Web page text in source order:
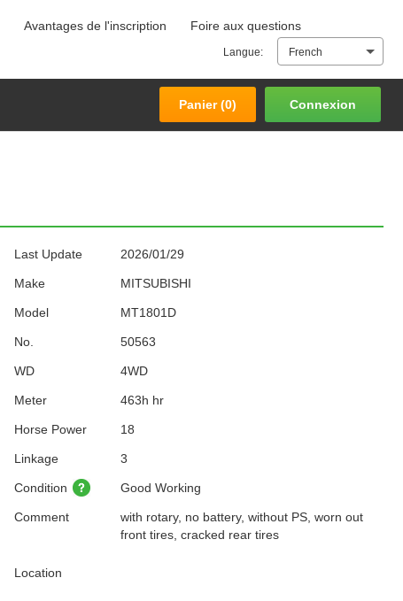
Avantages de l'inscription Foire aux questions
Langue: French
Panier (0) Connexion
Panier ( 0) Connexion
Last Update 2026/01/29
Make MITSUBISHI
Model MT1801D
No. 50563
WD 4WD
Meter 463h hr
Horse Power 18
Linkage 3
Condition Good Working
Comment
with rotary, no battery, without PS, worn out
front tires, cracked rear tires
Location